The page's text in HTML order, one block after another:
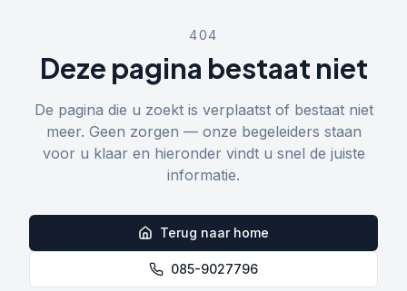
404
Deze pagina bestaat niet
De pagina die u zoekt is verplaatst of bestaat niet
meer. Geen zorgen — onze begeleiders staan
voor u klaar en hieronder vindt u snel de juiste
informatie.
Terug naar home
085-9027796